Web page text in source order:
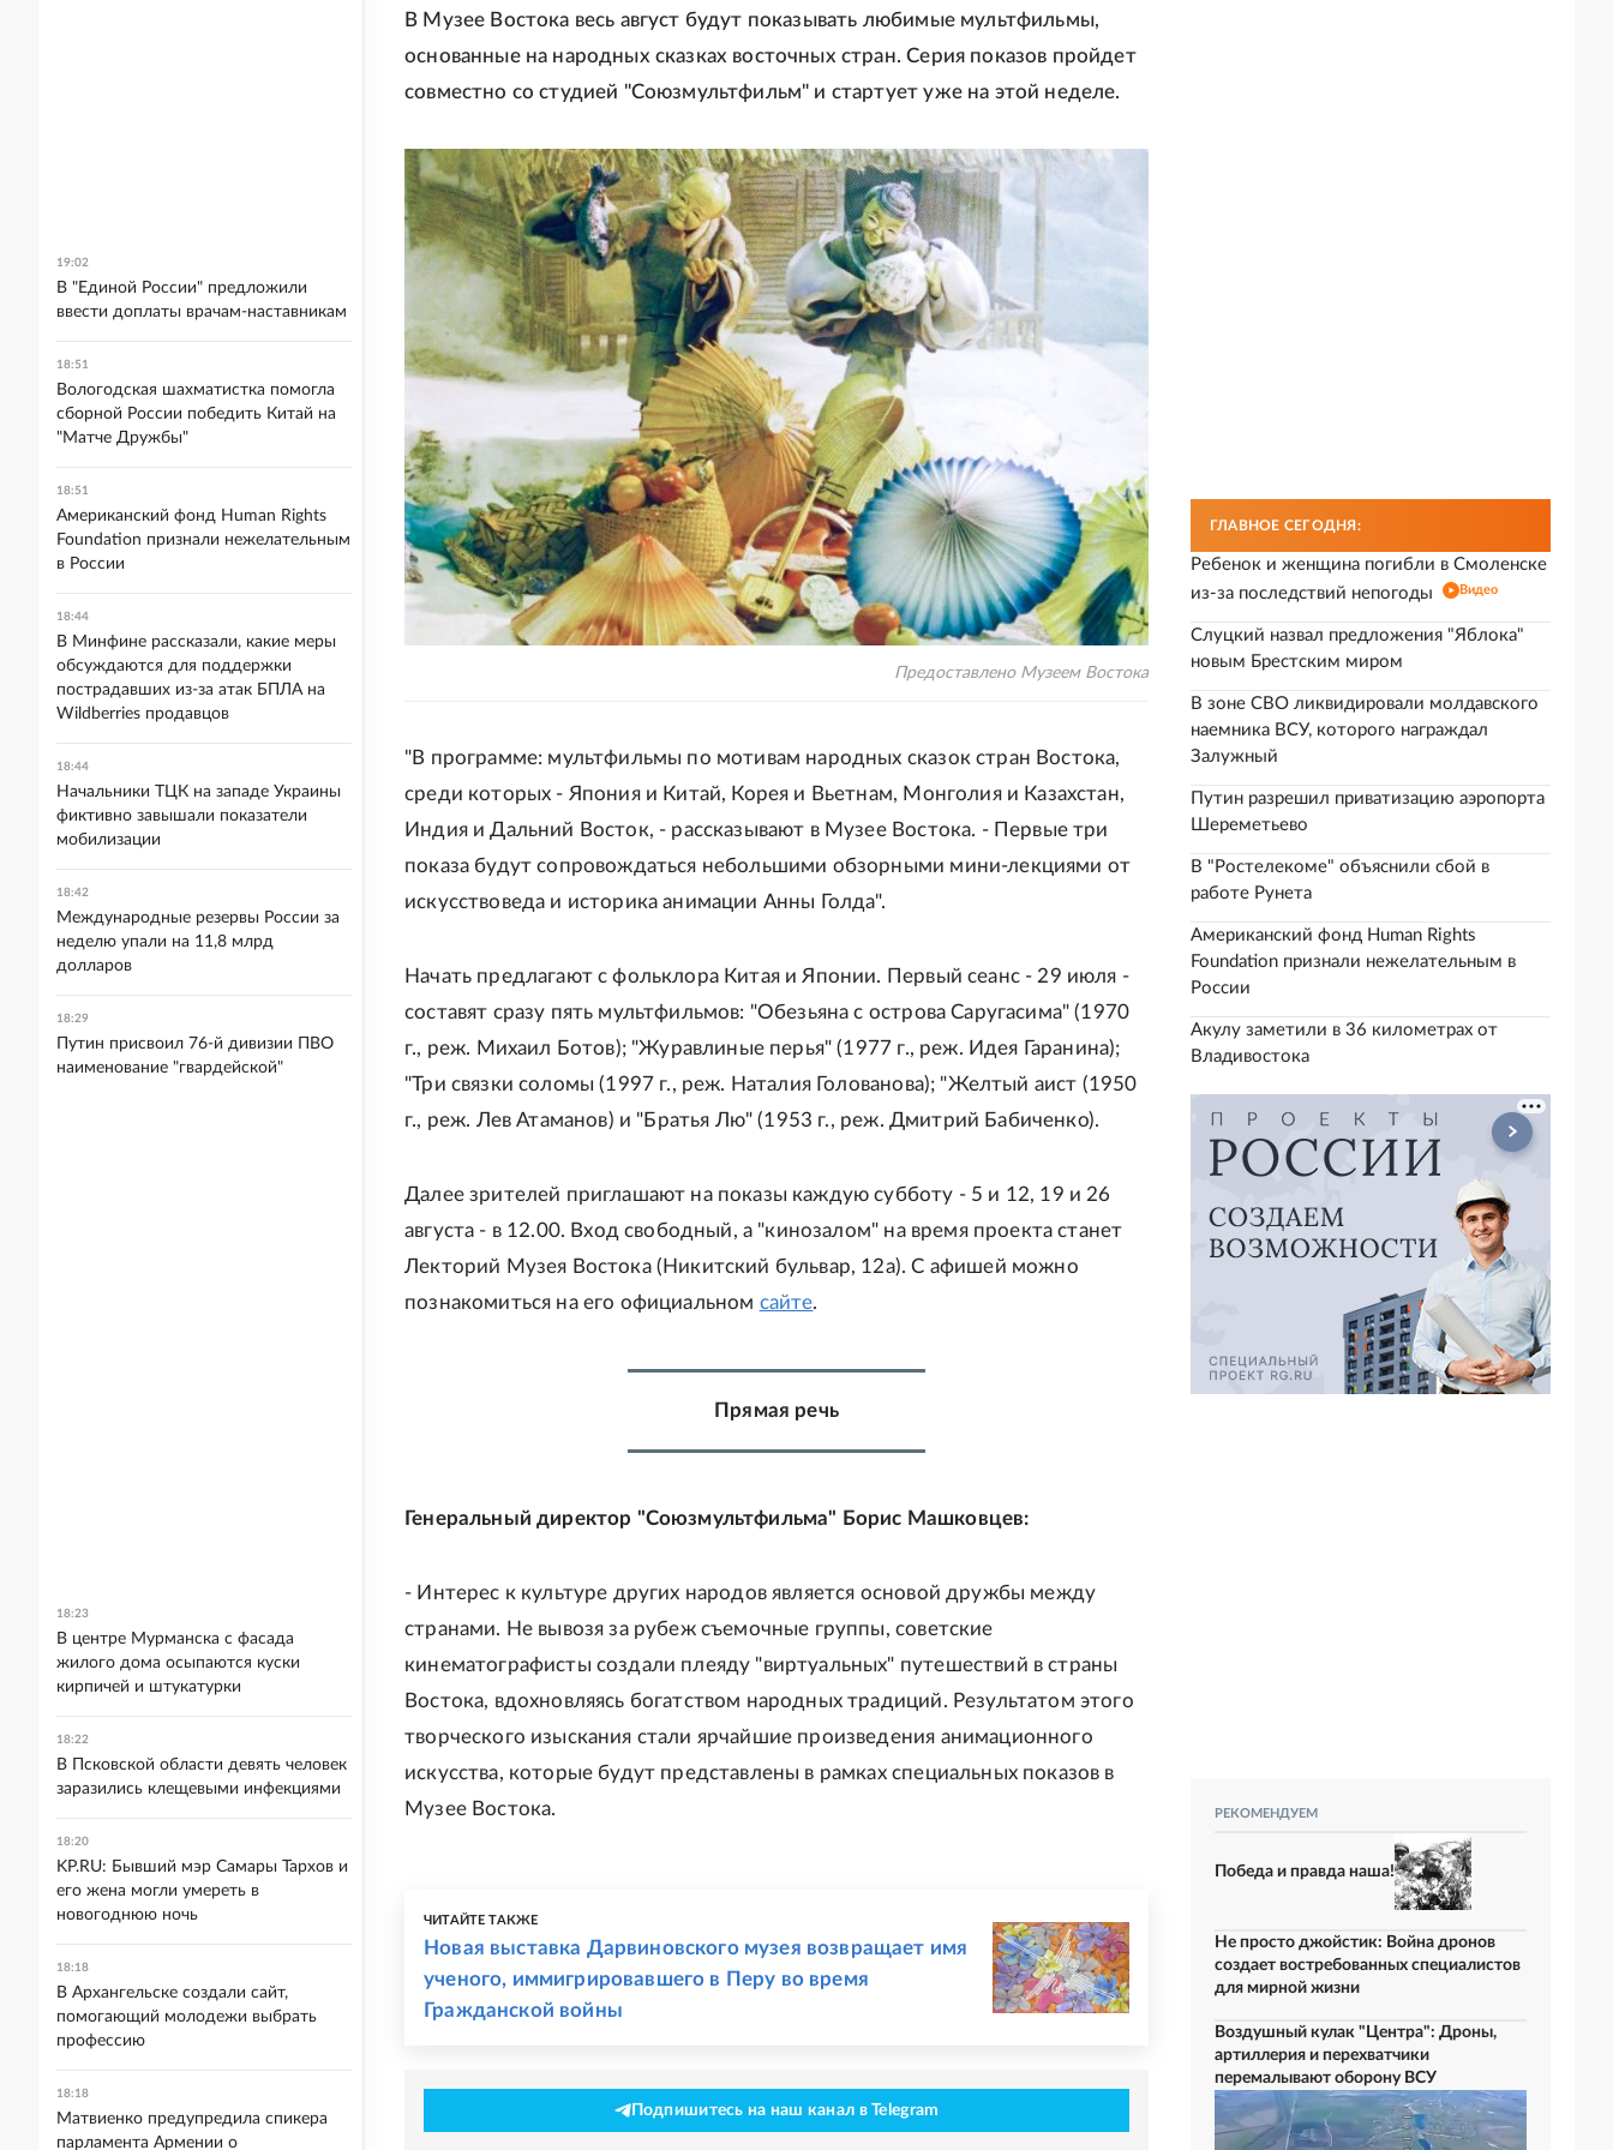
В Музее Востока весь август будут показывать любимые мультфильмы,
основанные на народных сказках восточных стран. Серия показов пройдет
совместно со студией "Союзмультфильм" и стартует уже на этой неделе.
Предоставлено Музеем Востока
"В программе: мультфильмы по мотивам народных сказок стран Востока,
среди которых - Япония и Китай, Корея и Вьетнам, Монголия и Казахстан,
Индия и Дальний Восток, - рассказывают в Музее Востока. - Первые три
показа будут сопровождаться небольшими обзорными мини-лекциями от
искусствоведа и историка анимации Анны Голда".
Начать предлагают с фольклора Китая и Японии. Первый сеанс - 29 июля -
составят сразу пять мультфильмов: "Обезьяна с острова Саругасима" (1970
г., реж. Михаил Ботов); "Журавлиные перья" (1977 г., реж. Идея Гаранина);
"Три связки соломы (1997 г., реж. Наталия Голованова); "Желтый аист (1950
г., реж. Лев Атаманов) и "Братья Лю" (1953 г., реж. Дмитрий Бабиченко).
Далее зрителей приглашают на показы каждую субботу - 5 и 12, 19 и 26
августа - в 12.00. Вход свободный, а "кинозалом" на время проекта станет
Лекторий Музея Востока (Никитский бульвар, 12а). С афишей можно
познакомиться на его официальном сайте.
Прямая речь
Генеральный директор "Союзмультфильма" Борис Машковцев:
- Интерес к культуре других народов является основой дружбы между
странами. Не вывозя за рубеж съемочные группы, советские
кинематографисты создали плеяду "виртуальных" путешествий в страны
Востока, вдохновляясь богатством народных традиций. Результатом этого
творческого изыскания стали ярчайшие произведения анимационного
искусства, которые будут представлены в рамках специальных показов в
Музее Востока.
ЧИТАЙТЕ ТАКЖЕ
Новая выставка Дарвиновского музея возвращает имя
ученого, иммигрировавшего в Перу во время
Гражданской войны
Подпишитесь на наш канал в Telegram
ГЛАВНОЕ СЕГОДНЯ:
Ребенок и женщина погибли в Смоленске
из-за последствий непогоды
Видео
Слуцкий назвал предложения "Яблока"
новым Брестским миром
В зоне СВО ликвидировали молдавского
наемника ВСУ, которого награждал
Залужный
Путин разрешил приватизацию аэропорта
Шереметьево
В "Ростелекоме" объяснили сбой в
работе Рунета
Американский фонд Human Rights
Foundation признали нежелательным в
России
Акулу заметили в 36 километрах от
Владивостока
РЕКОМЕНДУЕМ
Победа и правда наша!
Не просто джойстик: Война дронов
создает востребованных специалистов
для мирной жизни
Воздушный кулак "Центра": Дроны,
артиллерия и перехватчики
перемалывают оборону ВСУ
19:02
В "Единой России" предложили
ввести доплаты врачам-наставникам
18:51
Вологодская шахматистка помогла
сборной России победить Китай на
"Матче Дружбы"
18:51
Американский фонд Human Rights
Foundation признали нежелательным
в России
18:44
В Минфине рассказали, какие меры
обсуждаются для поддержки
пострадавших из-за атак БПЛА на
Wildberries продавцов
18:44
Начальники ТЦК на западе Украины
фиктивно завышали показатели
мобилизации
18:42
Международные резервы России за
неделю упали на 11,8 млрд
долларов
18:29
Путин присвоил 76-й дивизии ПВО
наименование "гвардейской"
18:23
В центре Мурманска с фасада
жилого дома осыпаются куски
кирпичей и штукатурки
18:22
В Псковской области девять человек
заразились клещевыми инфекциями
18:20
KP.RU: Бывший мэр Самары Тархов и
его жена могли умереть в
новогоднюю ночь
18:18
В Архангельске создали сайт,
помогающий молодежи выбрать
профессию
18:18
Матвиенко предупредила спикера
парламента Армении о